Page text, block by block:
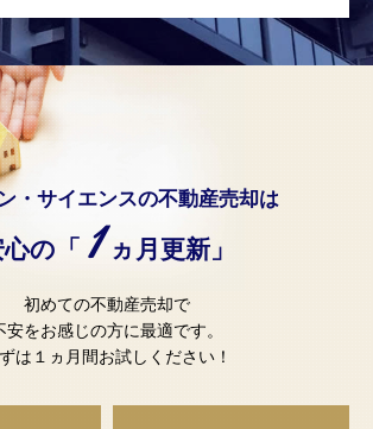
・サイエンスの不動産売却は
の「 1 ヵ月更新」
初めての不動産売却で
安をお感じの方に最適です。
は１ヵ月間お試しください！